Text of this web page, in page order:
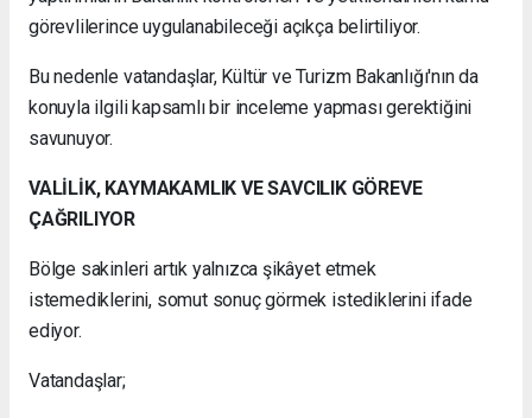
görevlilerince uygulanabileceği açıkça belirtiliyor.
Bu nedenle vatandaşlar, Kültür ve Turizm Bakanlığı'nın da
konuyla ilgili kapsamlı bir inceleme yapması gerektiğini
savunuyor.
VALİLİK, KAYMAKAMLIK VE SAVCILIK GÖREVE
ÇAĞRILIYOR
Bölge sakinleri artık yalnızca şikâyet etmek
istemediklerini, somut sonuç görmek istediklerini ifade
ediyor.
Vatandaşlar;